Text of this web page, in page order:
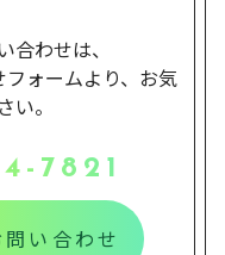
合わせは、
ォームより、お気
い。
7821
い合わせ